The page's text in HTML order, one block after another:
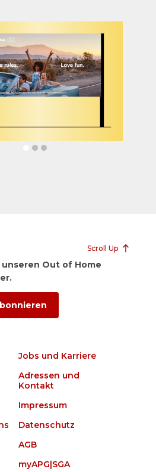
Scroll Up
Out of Home
Jobs und Karriere
Adressen und
Kontakt
Impressum
Datenschutz
AGB
myAPG|SGA